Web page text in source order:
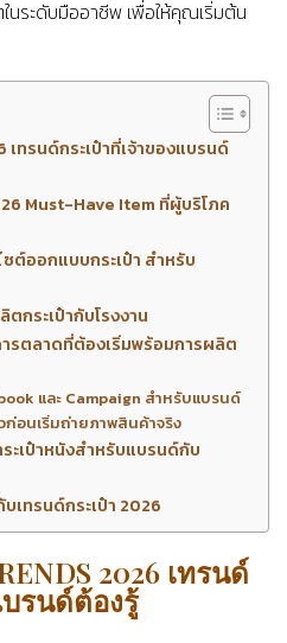
นระดับมืออาชีพ เพื่อให้คุณเริ่มต้น
ทรนด์กระเป๋าที่เจ้าของแบรนด์
Must-Have Item ที่ผู้บริโภค
ต์ออกแบบกระเป๋า สำหรับ
กระเป๋ากับโรงงาน
รตลาดที่ต้องเริ่มพร้อมการผลิต
และ Campaign สำหรับแบรนด์
อนเริ่มถ่ายภาพสินค้าจริง
ะเป๋าหนังสำหรับแบรนด์กับ
เทรนด์กระเป๋า 2026
2026 เทรนด์
บรนด์ต้องรู้